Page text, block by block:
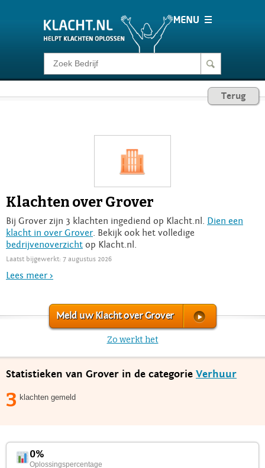
Klacht melden
Login
Terug
Klachten over Grover
Bij Grover zijn 3 klachten ingediend op Klacht.nl. Dien een
klacht in over Grover. Bekijk ook het volledige
bedrijvenoverzicht op Klacht.nl.
Laatst bijgewerkt: 7 augustus 2026
Lees meer >
Meld uw Klacht over Grover
Zo werkt het
Statistieken van Grover in de categorie Verhuur
3 klachten gemeld
0%
Oplossingspercentage